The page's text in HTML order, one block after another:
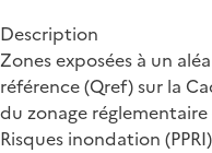
Description
Zones exposées à un
référence (Qref) sur la
du zonage
Risques inondation